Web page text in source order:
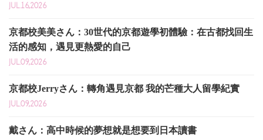
JUL.16,2026
京都校美美さん：30世代的京都遊學初體驗：在古都找回生
活的感知，遇見更熱愛的自己
JUL.09,2026
京都校Jerryさん：轉角遇見京都 我的芒種大人留學紀實
JUL.09,2026
戴さん：高中時候的夢想就是想要到日本讀書